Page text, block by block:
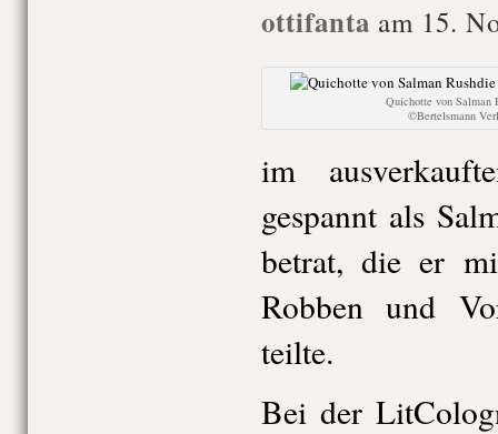
ottifanta am 15.
Quichotte von Salman
©Bertelsmann
im
gespannt als
betrat, die er
Robben und
teilte.
Bei der